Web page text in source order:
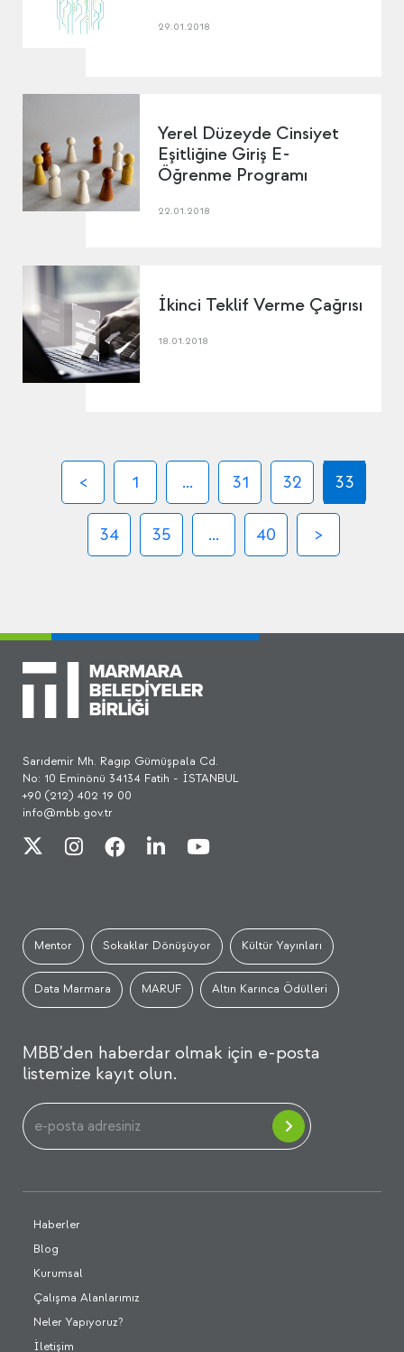
29.01.2018
Yerel Düzeyde Cinsiyet
Eşitliğine Giriş E-
Öğrenme Programı
22.01.2018
İkinci Teklif Verme Çağrısı
18.01.2018
1 ... 31 32 33
34 35 ... 40
Sarıdemir Mh. Ragıp Gümüşpala Cd.
No: 10 Eminönü 34134 Fatih - İSTANBUL
+90 (212) 402 19 00
info@mbb.gov.tr
Mentor Sokaklar Dönüşüyor Kültür Yayınları
Data Marmara MARUF Altın Karınca Ödülleri
MBB'den haberdar olmak için e-posta
listemize kayıt olun.
Haberler
Blog
Kurumsal
Çalışma Alanlarımız
Neler Yapıyoruz?
İletişim